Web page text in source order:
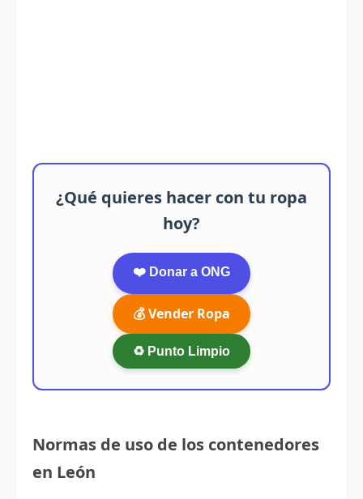
¿Qué quieres hacer con tu ropa
hoy?
❤️ Donar a ONG
💰 Vender Ropa
♻️ Punto Limpio
Normas de uso de los contenedores
en León